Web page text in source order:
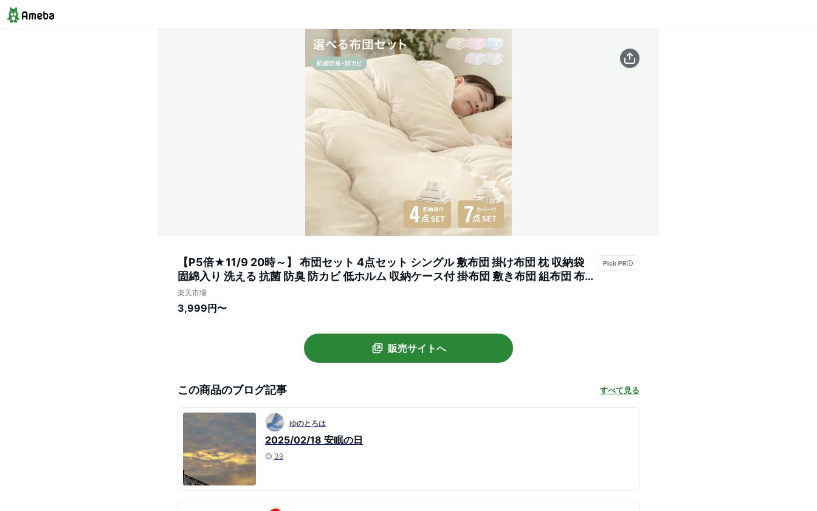
【P5倍★11/9 20時～】 布団セット 4点セット シングル 敷布団 掛け布団 枕 収納袋
固綿入り 洗える 抗菌 防臭 防カビ 低ホルム 収納ケース付 掛布団 敷き布団 組布団 布団
4点
楽天市場
3,999円〜
販売サイトへ
この商品のブログ記事 すべて見る
ゆのとろは
2025/02/18 安眠の日
39